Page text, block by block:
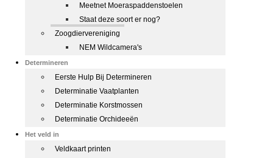
Meetnet Moeraspaddenstoelen
Staat deze soort er nog?
Zoogdiervereniging
NEM Wildcamera's
Determineren
Eerste Hulp Bij Determineren
Determinatie Vaatplanten
Determinatie Korstmossen
Determinatie Orchideeën
Het veld in
Veldkaart printen